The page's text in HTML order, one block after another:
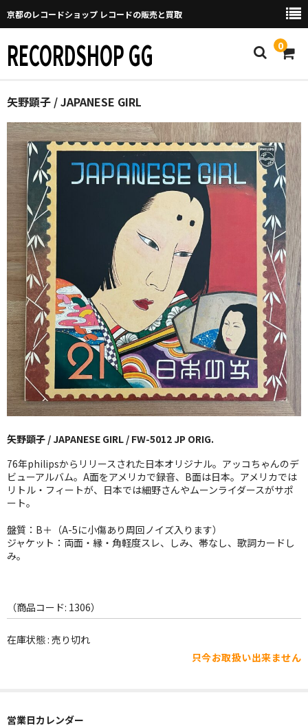
京都のレコードショップ レコードの販売と買取
RECORDSHOP GG 0
Home
マイページ
GGについて
買取について
取り置きなどについて
Categories
New Arrivals
新譜
GG RECORD （当店のレーベル）
全商品
JAZZ-US
BLUE NOTE
JAZZ-EU
JAZZ-JP
JAZZ-VOCAL
J-POP
WORLD
その他
矢野顕子 / JAPANESE GIRL
矢野顕子 / JAPANESE GIRL / FW-5012 JP ORIG.
76年philipsからリリースされた日本オリジナル。アッコちゃんのデ
ビューアルバム。A面をアメリカで録音、B面は日本。アメリカでは
リトル・フィートが、日本では細野さんやムーンライダースがサポ
ート。
盤質：B＋（A-5に小傷あり周回ノイズ入ります）
ジャケット：両面・縁・角軽度スレ、しみ、帯なし、歌詞カードし
み。
（商品コード: 1306）
在庫状態 : 売り切れ
只今お取扱い出来ません
営業日カレンダー